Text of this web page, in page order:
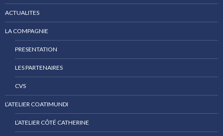
ACTUALITES
LA COMPAGNIE
PRESENTATION
LES PARTENAIRES
CVS
L’ATELIER COATIMUNDI
L’ATELIER CÔTÉ CATHERINE